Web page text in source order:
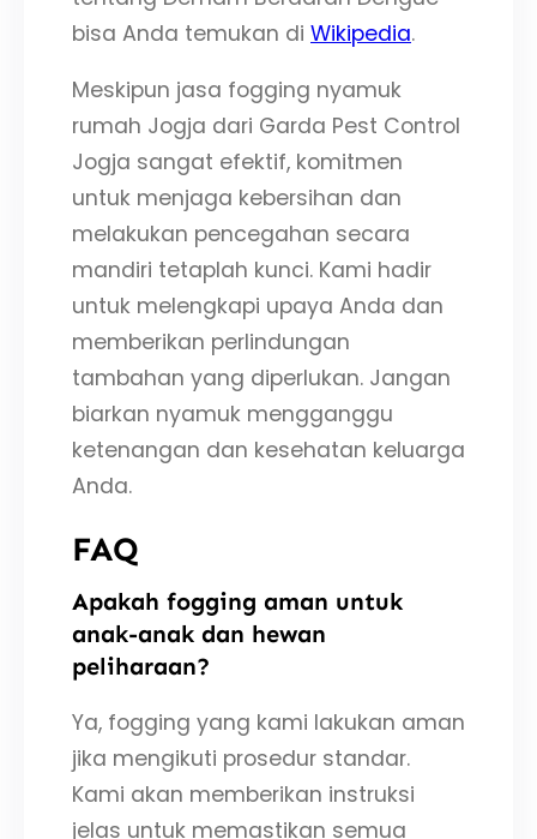
bisa Anda temukan di Wikipedia.
Meskipun jasa fogging nyamuk
rumah Jogja dari Garda Pest Control
Jogja sangat efektif, komitmen
untuk menjaga kebersihan dan
melakukan pencegahan secara
mandiri tetaplah kunci. Kami hadir
untuk melengkapi upaya Anda dan
memberikan perlindungan
tambahan yang diperlukan. Jangan
biarkan nyamuk mengganggu
ketenangan dan kesehatan keluarga
Anda.
FAQ
Apakah fogging aman untuk
anak-anak dan hewan
peliharaan?
Ya, fogging yang kami lakukan aman
jika mengikuti prosedur standar.
Kami akan memberikan instruksi
jelas untuk memastikan semua